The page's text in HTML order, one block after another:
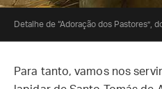
Detalhe de “Adoração dos Pastores”,
Para tanto, vamos nos